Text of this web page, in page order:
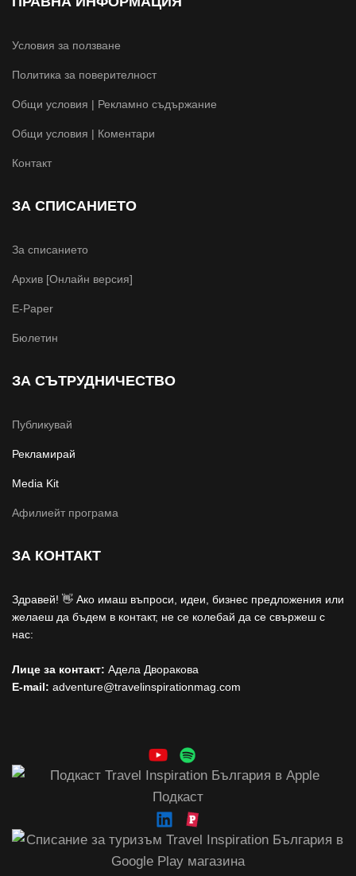
Условия за ползване
Политика за поверителност
Общи условия | Рекламно съдържание
Общи условия | Коментари
Контакт
ЗА СПИСАНИЕТО
За списанието
Архив [Онлайн версия]
E-Paper
Бюлетин
ЗА СЪТРУДНИЧЕСТВО
Публикувай
Рекламирай
Media Kit
Афилиейт програма
ЗА КОНТАКТ
Здравей! 👋 Ако имаш въпроси, идеи, бизнес предложения или
желаеш да бъдем в контакт, не се колебай да се свържеш с
нас:
Лице за контакт: Адела Дворакова
E-mail: adventure@travelinspirationmag.com